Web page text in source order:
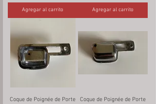
Agregar al carrito Agregar al carrito
Coque de Poignée de Porte
Coque de Poignée de Porte